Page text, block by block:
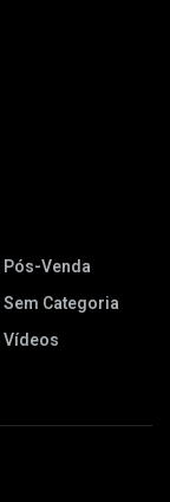
Pós-Venda
Sem Categoria
Vídeos